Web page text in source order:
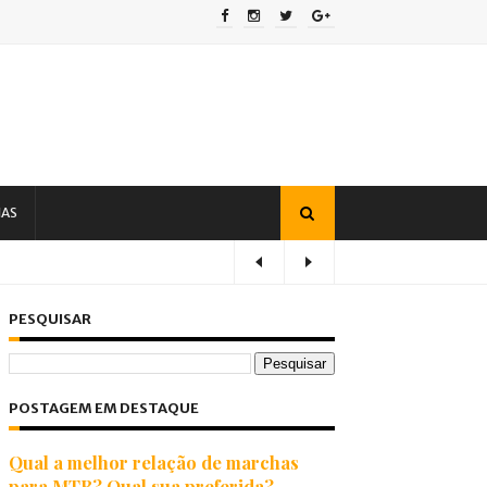
PESQUISAR
POSTAGEM EM DESTAQUE
Qual a melhor relação de marchas